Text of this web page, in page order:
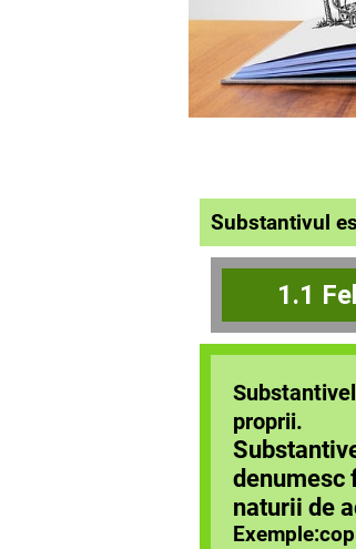
Substantivul
1.1
proprii.
denumesc
naturii de